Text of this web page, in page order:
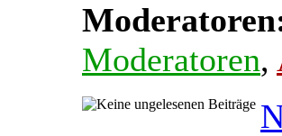
Moderatoren,